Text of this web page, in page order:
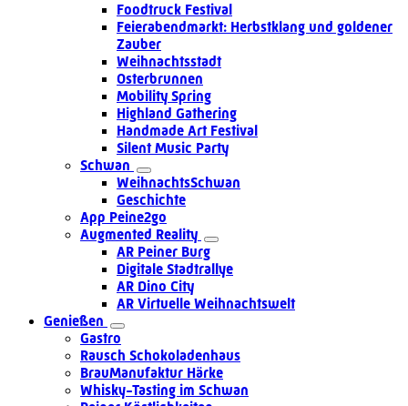
Foodtruck Festival
Feierabendmarkt: Herbstklang und goldener
Zauber
Weihnachtsstadt
Osterbrunnen
Mobility Spring
Highland Gathering
Handmade Art Festival
Silent Music Party
Schwan
WeihnachtsSchwan
Geschichte
App Peine2go
Augmented Reality
AR Peiner Burg
Digitale Stadtrallye
AR Dino City
AR Virtuelle Weihnachtswelt
Genießen
Gastro
Rausch Schokoladenhaus
BrauManufaktur Härke
Whisky-Tasting im Schwan